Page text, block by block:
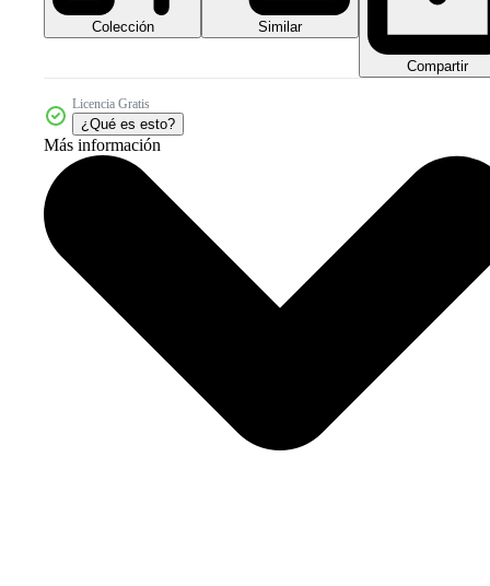
Colección Similar
Compartir
Licencia Gratis
¿Qué es esto?
Más información